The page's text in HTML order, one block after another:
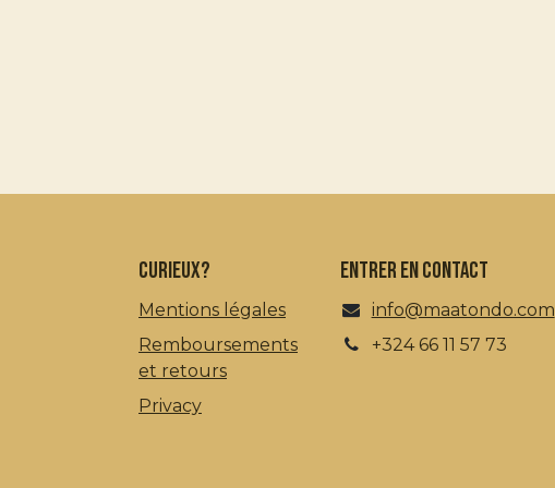
curieux?
Mentions légales
Remboursements
et retours
Privacy
Entrer en contact
info@maatondo.com
+324 66 11 57 73